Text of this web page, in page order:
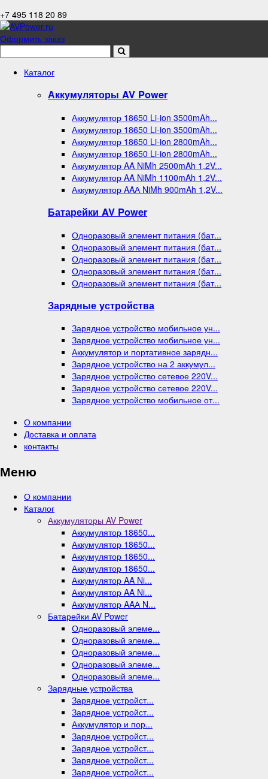
+7 495 118 20 89
Оформить заказ
Каталог
Аккумуляторы AV Power
Аккумулятор 18650 Li-ion 3500mAh...
Аккумулятор 18650 Li-ion 3500mAh...
Аккумулятор 18650 Li-ion 2800mAh...
Аккумулятор 18650 Li-ion 2800mAh...
Аккумулятор AA NiMh 2500mAh 1,2V...
Аккумулятор AA NiMh 1100mAh 1,2V...
Аккумулятор AAА NiMh 900mAh 1,2V...
Батарейки AV Power
Одноразовый элемент питания (бат...
Одноразовый элемент питания (бат...
Одноразовый элемент питания (бат...
Одноразовый элемент питания (бат...
Одноразовый элемент питания (бат...
Зарядные устройства
Зарядное устройство мобильное ун...
Зарядное устройство мобильное ун...
Аккумулятор и портативное зарядн...
Зарядное устройство на 2 аккумул...
Зарядное устройство сетевое 220V...
Зарядное устройство сетевое 220V...
Зарядное устройство мобильное от...
О компании
Доставка и оплата
контакты
Меню
О компании
Каталог
Аккумуляторы AV Power
Аккумулятор 18650...
Аккумулятор 18650...
Аккумулятор 18650...
Аккумулятор 18650...
Аккумулятор AA Ni...
Аккумулятор AA Ni...
Аккумулятор AAА N...
Батарейки AV Power
Одноразовый элеме...
Одноразовый элеме...
Одноразовый элеме...
Одноразовый элеме...
Одноразовый элеме...
Зарядные устройства
Зарядное устройст...
Зарядное устройст...
Аккумулятор и пор...
Зарядное устройст...
Зарядное устройст...
Зарядное устройст...
Зарядное устройст...